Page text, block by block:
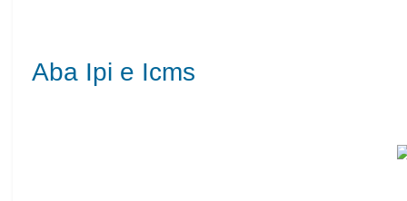
Aba Ipi e Icms